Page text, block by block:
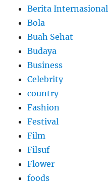
Berita Internasional
Bola
Buah Sehat
Budaya
Business
Celebrity
country
Fashion
Festival
Film
Filsuf
Flower
foods